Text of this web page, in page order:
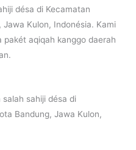
désa di Kecamatan
Kulon, Indonésia. Kami
pakét aqiqah kanggo daerah
sahiji désa di
Bandung, Jawa Kulon,